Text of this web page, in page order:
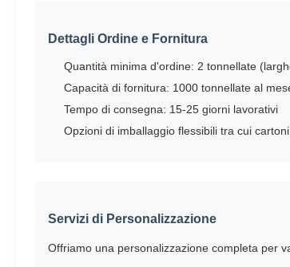
Dettagli Ordine e Fornitura
Quantità minima d'ordine: 2 tonnellate
Capacità di fornitura: 1000 tonnellate al
Tempo di consegna: 15-25 giorni lavorativi
Opzioni di imballaggio flessibili tra cui
Servizi di Personalizzazione
Offriamo una personalizzazione completa per